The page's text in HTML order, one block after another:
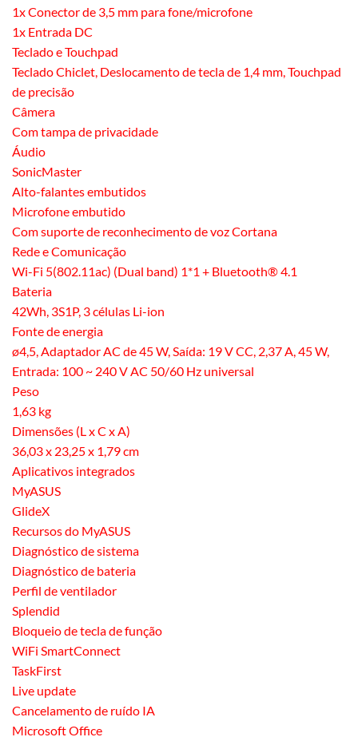
1x Conector de 3,5 mm para fone/microfone
1x Entrada DC
Teclado e Touchpad
Teclado Chiclet, Deslocamento de tecla de 1,4 mm, Touchpad
de precisão
Câmera
Com tampa de privacidade
Áudio
SonicMaster
Alto-falantes embutidos
Microfone embutido
Com suporte de reconhecimento de voz Cortana
Rede e Comunicação
Wi-Fi 5(802.11ac) (Dual band) 1*1 + Bluetooth® 4.1
Bateria
42Wh, 3S1P, 3 células Li-ion
Fonte de energia
ø4,5, Adaptador AC de 45 W, Saída: 19 V CC, 2,37 A, 45 W,
Entrada: 100 ~ 240 V AC 50/60 Hz universal
Peso
1,63 kg
Dimensões (L x C x A)
36,03 x 23,25 x 1,79 cm
Aplicativos integrados
MyASUS
GlideX
Recursos do MyASUS
Diagnóstico de sistema
Diagnóstico de bateria
Perfil de ventilador
Splendid
Bloqueio de tecla de função
WiFi SmartConnect
TaskFirst
Live update
Cancelamento de ruído IA
Microsoft Office